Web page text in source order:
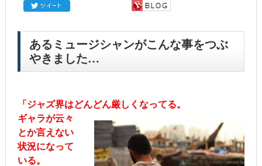
あるミュージシャンがこんな事をつぶ
やきました…
「ジャズ界はどんどん厳しくなってる。
ギャラが云々
とか言えない
状況になって
いる。